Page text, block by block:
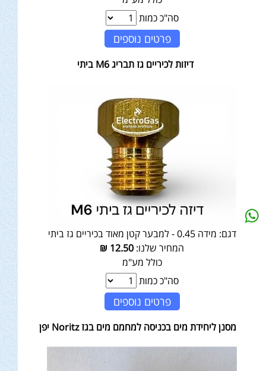
סה"כ כמות
פרטים נוספים
דיזות לכיריים גז תבריג M6 ביתי
דגם: מידה 0.45 - למבער קטן מאוד בכיריים גז ביתי
המחיר שלנו: 12.50
₪
כולל מע"מ
סה"כ כמות
פרטים נוספים
מסנן ליחידת מים בכניסה למחמם מים בגז Noritz יפן